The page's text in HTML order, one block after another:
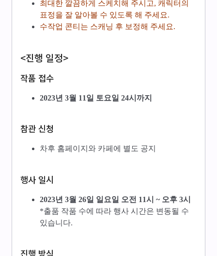
최대한 깔끔하게 스케치해 주시고, 캐릭터의
표정을 잘 알아볼 수 있도록 해 주세요.
수작업 콘티는 스캐닝 후 보정해 주세요.
<진행 일정>
작품 접수
2023년 3월 11일 토요일 24시까지
참관 신청
차후 홈페이지와 카페에 별도 공지
행사 일시
2023년 3월 26일 일요일 오전 11시 ~ 오후 3시
*출품 작품 수에 따라 행사 시간은 변동될 수
있습니다.
진행 방식